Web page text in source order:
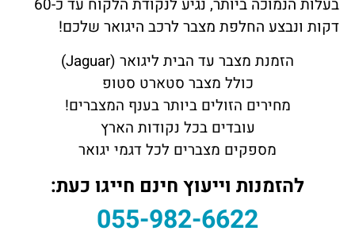
בעלות הנמוכה ביותר, נגיע לנקודת הלקוח עד כ-60
דקות ונבצע החלפת מצבר לרכב היגואר שלכם!
הזמנת מצבר עד הבית ליגואר (Jaguar)
כולל מצבר סטארט סטופ
מחירים הזולים ביותר בענף המצברים!
עובדים בכל נקודות הארץ
מספקים מצברים לכל דגמי יגואר
להזמנות וייעוץ חינם חייגו כעת:
055-982-6622